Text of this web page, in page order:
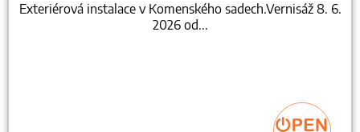
Exteriérová instalace v Komenského sadech.Vernisáž 8. 6.
2026 od...